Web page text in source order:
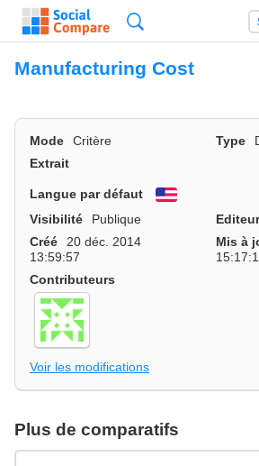
Manufacturing Cost
Mode Critère Type
Extrait
Langue par défaut
English
Visibilité
Publique Editeur
Créé
20 déc. 2014
13:59:57
Mis à
Contributeurs
Voir les modifications
Plus de comparatifs